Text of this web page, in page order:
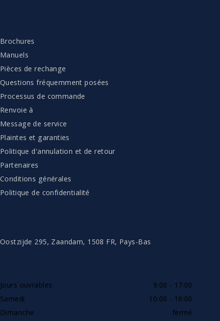
Brochures
Manuels
Pièces de rechange
Questions fréquemment posées
Processus de commande
Renvoie à
Message de service
Plaintes et garanties
Politique d'annulation et de retour
Partenaires
Conditions générales
Politique de confidentialité
Oostzijde 295, Zaandam, 1508 FR, Pays-Bas
Jours ouvrables
9:00 - 17:00
Samedi
10:00 - 16:00
Dimanche
fermé